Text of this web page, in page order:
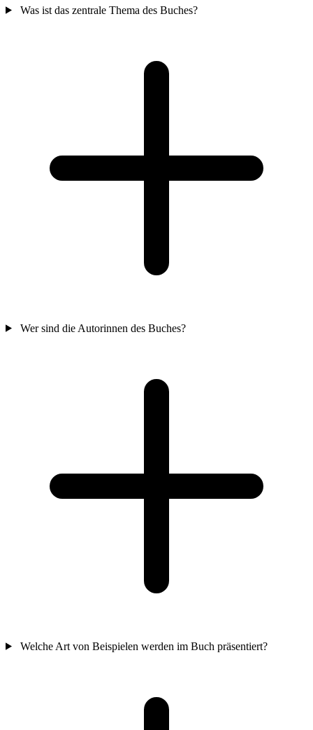
Was ist das zentrale Thema des Buches?
Wer sind die Autorinnen des Buches?
Welche Art von Beispielen werden im Buch präsentiert?